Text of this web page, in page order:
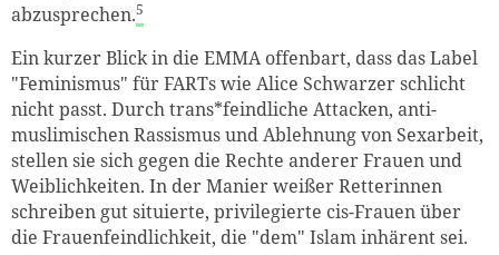
abzusprechen.5
Ein kurzer Blick in die EMMA offenbart, dass das Label
"Feminismus" für FARTs wie Alice Schwarzer schlicht
nicht passt. Durch trans*feindliche Attacken, anti-
muslimischen Rassismus und Ablehnung von Sexarbeit,
stellen sie sich gegen die Rechte anderer Frauen und
Weiblichkeiten. In der Manier weißer Retterinnen
schreiben gut situierte, privilegierte cis-Frauen über
die Frauenfeindlichkeit, die "dem" Islam inhärent sei.